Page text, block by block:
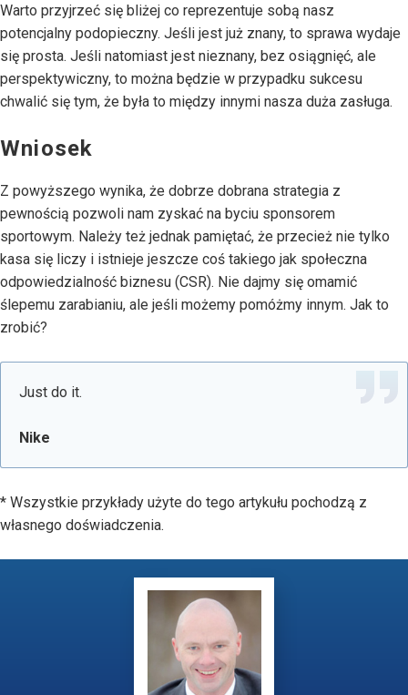
Warto przyjrzeć się bliżej co reprezentuje sobą nasz
potencjalny podopieczny. Jeśli jest już znany, to sprawa wydaje
się prosta. Jeśli natomiast jest nieznany, bez osiągnięć, ale
perspektywiczny, to można będzie w przypadku sukcesu
chwalić się tym, że była to między innymi nasza duża zasługa.
Wniosek
Z powyższego wynika, że dobrze dobrana strategia z
pewnością pozwoli nam zyskać na byciu sponsorem
sportowym. Należy też jednak pamiętać, że przecież nie tylko
kasa się liczy i istnieje jeszcze coś takiego jak społeczna
odpowiedzialność biznesu (CSR). Nie dajmy się omamić
ślepemu zarabianiu, ale jeśli możemy pomóżmy innym. Jak to
zrobić?
Just do it.
Nike
* Wszystkie przykłady użyte do tego artykułu pochodzą z
własnego doświadczenia.